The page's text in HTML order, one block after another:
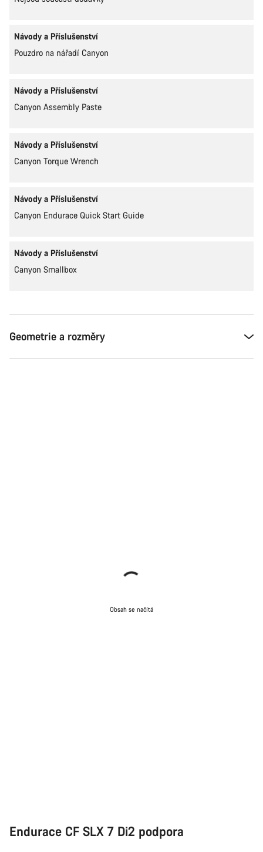
Návody a Příslušenství
Pouzdro na nářadí Canyon
Návody a Příslušenství
Canyon Assembly Paste
Návody a Příslušenství
Canyon Torque Wrench
Návody a Příslušenství
Canyon Endurace Quick Start Guide
Návody a Příslušenství
Canyon Smallbox
Geometrie a rozměry
Obsah se načítá
Endurace CF SLX 7 Di2 podpora